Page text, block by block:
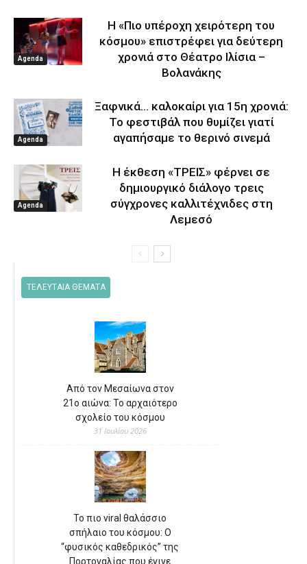
Agenda
Η «Πιο υπέροχη χειρότερη του
κόσμου» επιστρέφει για δεύτερη
χρονιά στο Θέατρο Ιλίσια –
Βολανάκης
Agenda
Ξαφνικά… καλοκαίρι για 15η χρονιά:
Το φεστιβάλ που θυμίζει γιατί
αγαπήσαμε το θερινό σινεμά
Agenda
Η έκθεση «ΤΡΕΙΣ» φέρνει σε
δημιουργικό διάλογο τρεις
σύγχρονες καλλιτέχνιδες στη
Λεμεσό
ΤΕΛΕΥΤΑΙΑ ΘΕΜΑΤΑ
Από τον Μεσαίωνα στον
21ο αιώνα: Το αρχαιότερο
σχολείο του κόσμου
31 Ιουλίου 2026
Το πιο viral θαλάσσιο
σπήλαιο του κόσμου: Ο
“φυσικός καθεδρικός” της
Πορτογαλίας που έγινε